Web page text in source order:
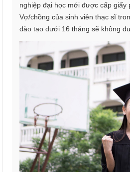
nghiệp đại học mới được cấp giấy
Vợ/chồng của sinh viên thạc sĩ
đào tạo dưới 16 tháng sẽ không